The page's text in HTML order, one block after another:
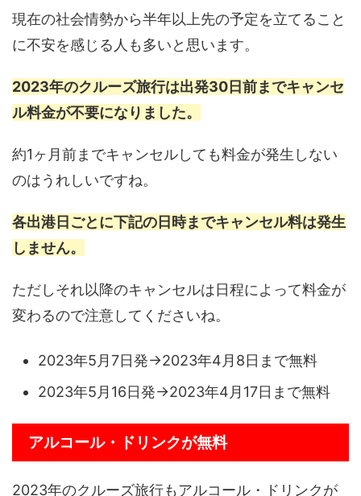
現在の社会情勢から半年以上先の予定を立てること
に不安を感じる人も多いと思います。
2023年のクルーズ旅行は出発30日前までキャンセ
ル料金が不要になりました。
約1ヶ月前までキャンセルしても料金が発生しない
のはうれしいですね。
各出港日ごとに下記の日時までキャンセル料は発生
しません。
ただしそれ以降のキャンセルは日程によって料金が
変わるので注意してくださいね。
2023年5月7日発→2023年4月8日まで無料
2023年5月16日発→2023年4月17日まで無料
アルコール・ドリンクが無料
2023年のクルーズ旅行もアルコール・ドリンクが